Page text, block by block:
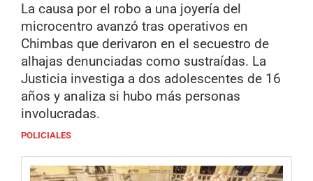
La causa por el robo a una joyería del
microcentro avanzó tras operativos en
Chimbas que derivaron en el secuestro de
alhajas denunciadas como sustraídas. La
Justicia investiga a dos adolescentes de 16
años y analiza si hubo más personas
involucradas.
POLICIALES